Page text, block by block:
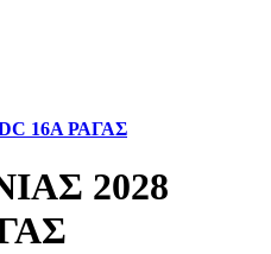
16Α ΡΑΓΑΣ
2028